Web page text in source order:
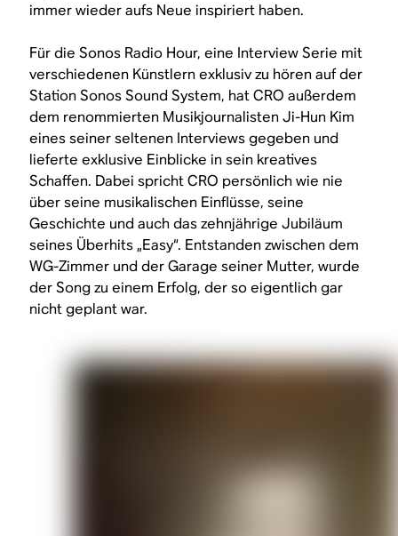
immer wieder aufs Neue inspiriert haben.
Für die Sonos Radio Hour, eine Interview Serie mit
verschiedenen Künstlern exklusiv zu hören auf der
Station Sonos Sound System, hat CRO außerdem
dem renommierten Musikjournalisten Ji-Hun Kim
eines seiner seltenen Interviews gegeben und
lieferte exklusive Einblicke in sein kreatives
Schaffen. Dabei spricht CRO persönlich wie nie
über seine musikalischen Einflüsse, seine
Geschichte und auch das zehnjährige Jubiläum
seines Überhits „Easy“. Entstanden zwischen dem
WG-Zimmer und der Garage seiner Mutter, wurde
der Song zu einem Erfolg, der so eigentlich gar
nicht geplant war.